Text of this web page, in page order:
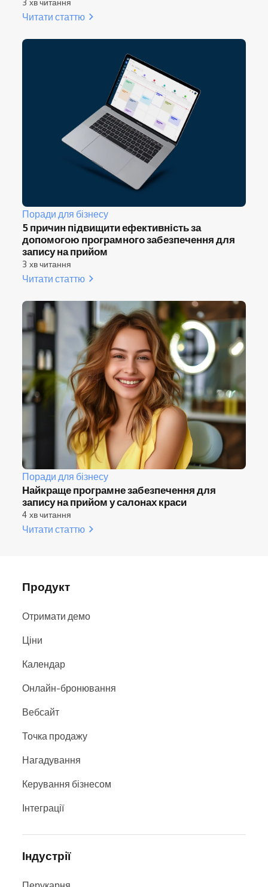
3 хв читання
Читати статтю
Поради для бізнесу
5 причин підвищити ефективність за
допомогою програмного забезпечення для
запису на прийом
3 хв читання
Читати статтю
Поради для бізнесу
Найкраще програмне забезпечення для
запису на прийом у салонах краси
4 хв читання
Читати статтю
Продукт
Отримати демо
Ціни
Календар
Онлайн-бронювання
Вебсайт
Точка продажу
Нагадування
Керування бізнесом
Інтеграції
Індустрії